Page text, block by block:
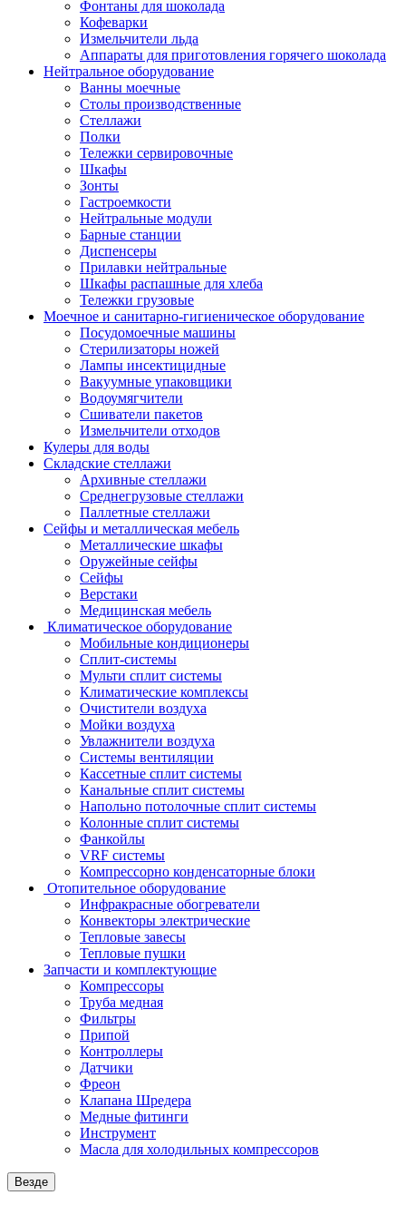
Фонтаны для шоколада
Кофеварки
Измельчители льда
Аппараты для приготовления горячего шоколада
Нейтральное оборудование
Ванны моечные
Столы производственные
Стеллажи
Полки
Тележки сервировочные
Шкафы
Зонты
Гастроемкости
Нейтральные модули
Барные станции
Диспенсеры
Прилавки нейтральные
Шкафы распашные для хлеба
Тележки грузовые
Моечное и санитарно-гигиеническое оборудование
Посудомоечные машины
Стерилизаторы ножей
Лампы инсектицидные
Вакуумные упаковщики
Водоумягчители
Сшиватели пакетов
Измельчители отходов
Кулеры для воды
Складские стеллажи
Архивные стеллажи
Среднегрузовые стеллажи
Паллетные стеллажи
Сейфы и металлическая мебель
Металлические шкафы
Оружейные сейфы
Сейфы
Верстаки
Медицинская мебель
Климатическое оборудование
Мобильные кондиционеры
Сплит-системы
Мульти сплит системы
Климатические комплексы
Очистители воздуха
Мойки воздуха
Увлажнители воздуха
Системы вентиляции
Кассетные сплит системы
Канальные сплит системы
Напольно потолочные сплит системы
Колонные сплит системы
Фанкойлы
VRF системы
Компрессорно конденсаторные блоки
Отопительное оборудование
Инфракрасные обогреватели
Конвекторы электрические
Тепловые завесы
Тепловые пушки
Запчасти и комплектующие
Компрессоры
Труба медная
Фильтры
Припой
Контроллеры
Датчики
Фреон
Клапана Шредера
Медные фитинги
Инструмент
Масла для холодильных компрессоров
Везде